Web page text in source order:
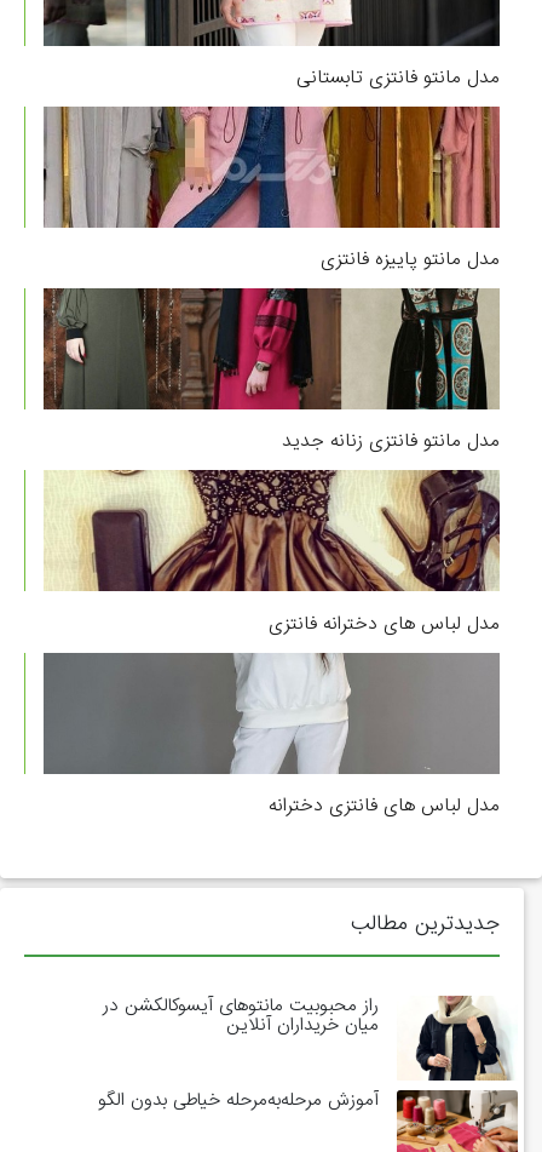
مدل مانتو فانتزی تابستانی
مدل مانتو پاییزه فانتزی
مدل مانتو فانتزی زنانه جدید
مدل لباس های دخترانه فانتزی
مدل لباس های فانتزی دخترانه
جدیدترین مطالب
راز محبوبیت مانتوهای آیسوکالکشن در
میان خریداران آنلاین
آموزش مرحله‌به‌مرحله خیاطی بدون الگو